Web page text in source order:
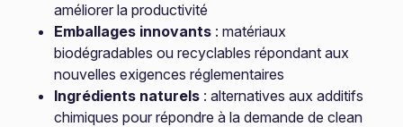
améliorer la productivité
Emballages innovants : matériaux
biodégradables ou recyclables répondant aux
nouvelles exigences réglementaires
Ingrédients naturels : alternatives aux additifs
chimiques pour répondre à la demande de clean